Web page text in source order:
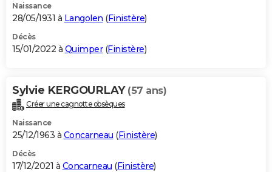
Naissance
28/05/1931 à Langolen (Finistère)
Décès
15/01/2022 à Quimper(Finistère)
Sylvie KERGOURLAY (57 ans)
Créer une cagnotte obsèques
Naissance
25/12/1963 à Concarneau (Finistère)
Décès
17/12/2021 à Concarneau (Finistère)